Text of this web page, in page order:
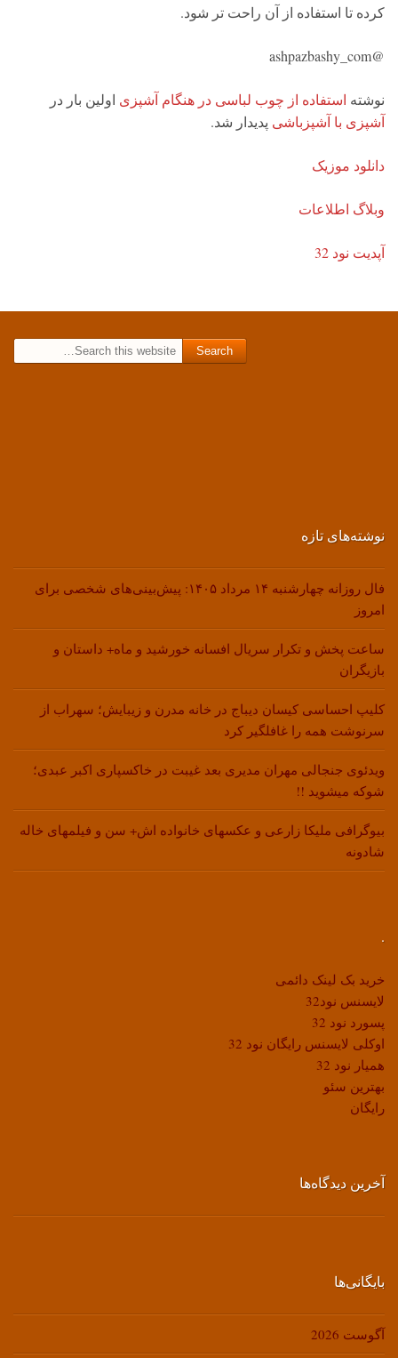
کرده تا استفاده از آن راحت تر شود.
@ashpazbashy_com
نوشته استفاده از چوب لباسی در هنگام آشپزی اولین بار در
آشپزی با آشپزباشی پدیدار شد.
دانلود موزیک
وبلاگ اطلاعات
آپدیت نود 32
نوشته‌های تازه
فال روزانه چهارشنبه ۱۴ مرداد ۱۴۰۵: پیش‌بینی‌های شخصی برای
امروز
ساعت پخش و تکرار سریال افسانه خورشید و ماه+ داستان و
بازیگران
کلیپ احساسی کیسان دیباج در خانه مدرن و زیبایش؛ سهراب از
سرنوشت همه را غافلگیر کرد
ویدئوی جنجالی مهران مدیری بعد غیبت در خاکسپاری اکبر عبدی؛
شوکه میشوید !!
بیوگرافی ملیکا زارعی و عکسهای خانواده اش+ سن و فیلمهای خاله
شادونه
.
خرید بک لینک دائمی
لایسنس نود32
پسورد نود 32
اوکلی لایسنس رایگان نود 32
همیار نود 32
بهترین سئو
رایگان
آخرین دیدگاه‌ها
بایگانی‌ها
آگوست 2026